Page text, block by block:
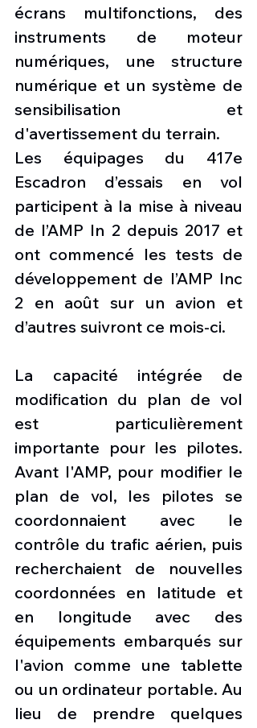
écrans multifonctions, des
instruments de moteur
numériques, une structure
numérique et un système de
sensibilisation et
d'avertissement du terrain.
Les équipages du 417e
Escadron d’essais en vol
participent à la mise à niveau
de l’AMP In 2 depuis 2017 et
ont commencé les tests de
développement de l’AMP Inc
2 en août sur un avion et
d’autres suivront ce mois-ci.
La capacité intégrée de
modification du plan de vol
est particulièrement
importante pour les pilotes.
Avant l'AMP, pour modifier le
plan de vol, les pilotes se
coordonnaient avec le
contrôle du trafic aérien, puis
recherchaient de nouvelles
coordonnées en latitude et
en longitude avec des
équipements embarqués sur
l'avion comme une tablette
ou un ordinateur portable. Au
lieu de prendre quelques